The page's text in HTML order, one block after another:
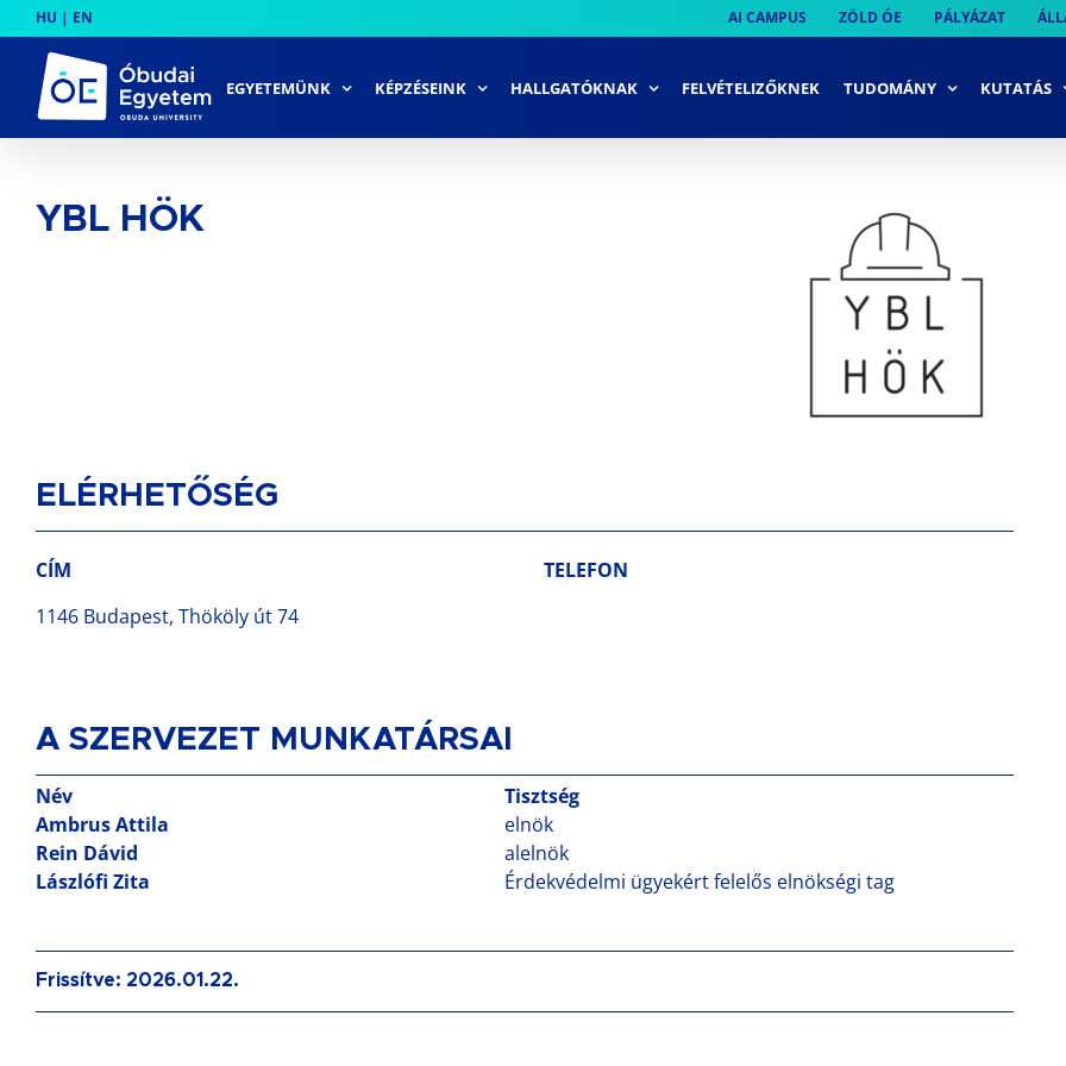
to
content
HU | EN AI CAMPUS ZÖLD ÓE PÁLYÁZAT
EGYETEMÜNK KÉPZÉSEINK HALLGATÓKNAK FELVÉTELIZŐKNEK TUDOMÁNY KUTATÁS
YBL HÖK
ELÉRHETŐSÉG
CÍM
1146 Budapest, Thököly út 74
TELEFON
A SZERVEZET MUNKATÁRSAI
Név
Tisztség
Ambrus Attila
elnök
Rein Dávid
alelnök
Lászlófi Zita
Érdekvédelmi ügyekért felelős elnökségi tag
Frissítve: 2026.01.22.